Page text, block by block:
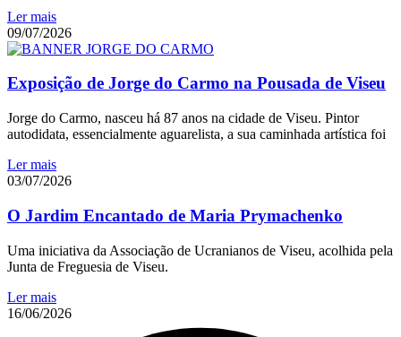
Ler mais
09/07/2026
Exposição de Jorge do Carmo na Pousada de Viseu
Jorge do Carmo, nasceu há 87 anos na cidade de Viseu. Pintor
autodidata, essencialmente aguarelista, a sua caminhada artística foi
Ler mais
03/07/2026
O Jardim Encantado de Maria Prymachenko
Uma iniciativa da Associação de Ucranianos de Viseu, acolhida pela
Junta de Freguesia de Viseu.
Ler mais
16/06/2026